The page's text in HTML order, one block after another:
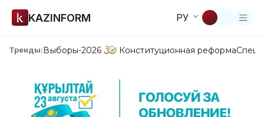
KAZINFORM РУ
Тренды:Выборы-2026 Конституционная реформа